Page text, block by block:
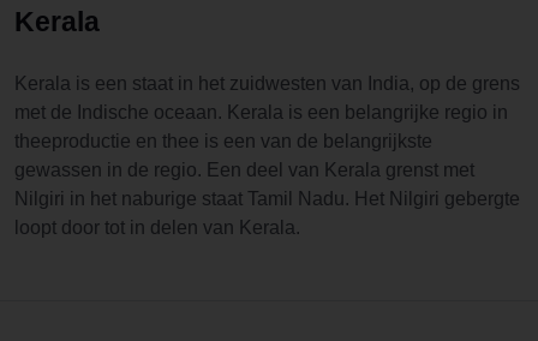
Kerala
Kerala is een staat in het zuidwesten van India, op de grens
met de Indische oceaan. Kerala is een belangrijke regio in
theeproductie en thee is een van de belangrijkste
gewassen in de regio. Een deel van Kerala grenst met
Nilgiri in het naburige staat Tamil Nadu. Het Nilgiri gebergte
loopt door tot in delen van Kerala.